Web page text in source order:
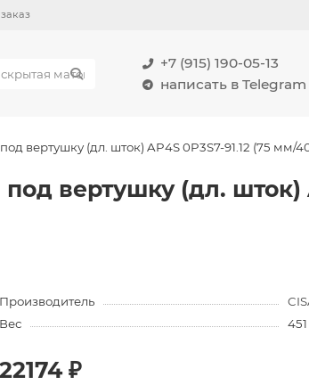
+7 (915) 190-05-13
написать в Telegram
вертушку (дл. шток) AP4S 0P3S7-91.12 (75 мм/
вертушку (дл. шток)
Производитель
Вес
22174 ₽